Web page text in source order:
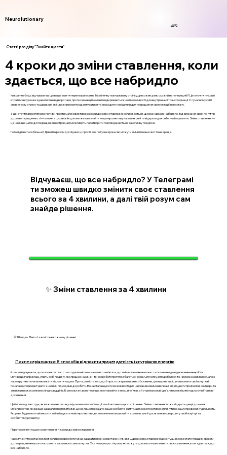
Neurolutionary
Login
Статті розділу "Знайти щастя"
4 кроки до зміни ставлення, коли
здається, що все набридло
Чи коли-небудь відчували ви, що ваше життя перетворилося на безкінечну повторювану стрічку, де кожен день схожий на попередній? Це почуття нудьги і
втрати сенсу може здаватися невідворотним, проте саме в ці моменти відкриваються нові можливості для внутрішньої трансформації. У сучасному світі,
сповненому стресу та швидких змін, важливо вміти адаптуватися та знаходити нові шляхи для покращення свого емоційного стану.
У цій статті ми розглянемо чотири простих, але ефективних кроки до зміни ставлення, коли здається, що все навколо набридло. Від визнання своїх почуттів
до розвитку вдячності — кожен з цих етапів допоможе вам знайти нову перспективу на звичні речі та відкрити для себе нові горизонти. Зміна ставлення —
це не лише шлях до покращення настрою, а й можливість перетворити повсякденність на захопливу подорож.
Готові дізнатися більше? Давайте разом дослідимо ці прості, але потужні кроки, які можуть змінити ваше життя на краще.
Відчуваєш, що все набридло? У Телеграмі
ти зможеш швидко змінити своє ставлення
всього за 4 хвилини, а далі твій розум сам
знайде рішення.
✨ Зміни ставлення за 4 хвилини
💛 Швидко. Легко. І з ясністю в кожному рішенні.
Повне керівництво: 8 способів відновити працездатність і внутрішню енергію
Коли ви відчуваєте, що все навколо вас стало одноманітним, важливо пам’ятати, що зміна ставлення може стати ключем до відновлення енергії та
мотивації. Наприклад, уявіть собі людину, яка працює на одній і тій же роботі протягом багатьох років. Спочатку їй подобалося те, чим вона займалася, але з
часом рутина почала викликати відчуття нудьги. Проте, замість того, щоб просто скаржитися на обставини, ця людина вирішила визнати свої почуття і
почала експериментувати з новими підходами до роботи. Вона стала шукати можливості для навчання новим навичкам, відвідувати професійні семінари та
знайомитися з колегами з інших відділів. В результаті, вона не лише змогла вийти з емоційної ями, а й отримала нові ідеї для проектів, які надихнули її на нові
досягнення.
Цей приклад ілюструє, як важливо не лише усвідомлювати свої емоції, але й активно шукати рішення. Зміна ставлення може відкрити двері до нових
можливостей, які раніше здавалися непомітними. Це не лише покращує ваше особисте життя, а й може позитивно вплинути на вашу професійну діяльність.
Якщо ви будете готові вносити зміни і шукати нові перспективи, ви зможете не лише вийти з рутини, але й досягти нових вершин у своїй кар'єрі та
особистому розвитку.
Перетворення нудьги на натхнення: 4 кроки до зміни ставлення
Часом у житті настає момент, коли все навколо починає здаватися одноманітним і нудним. Однак зміна ставлення до ситуації може стати першим кроком
до покращення нашого настрою та загального самопочуття. Ось чотири прості кроки, які можуть допомогти вам змінити своє ставлення, коли здається, що
все набридло.